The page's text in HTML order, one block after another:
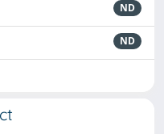
ND
ND